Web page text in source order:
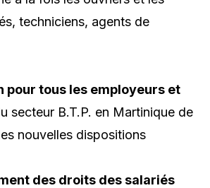
techniciens, agents de
pour tous les employeurs et
secteur B.T.P. en Martinique de
nouvelles dispositions
des droits des salariés